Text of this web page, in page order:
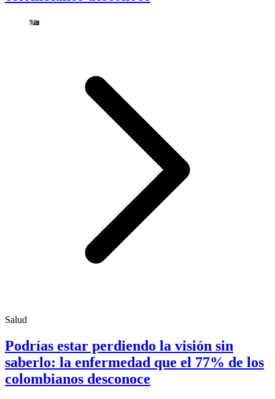
Salud
Podrías estar perdiendo la visión sin
saberlo: la enfermedad que el 77% de los
colombianos desconoce